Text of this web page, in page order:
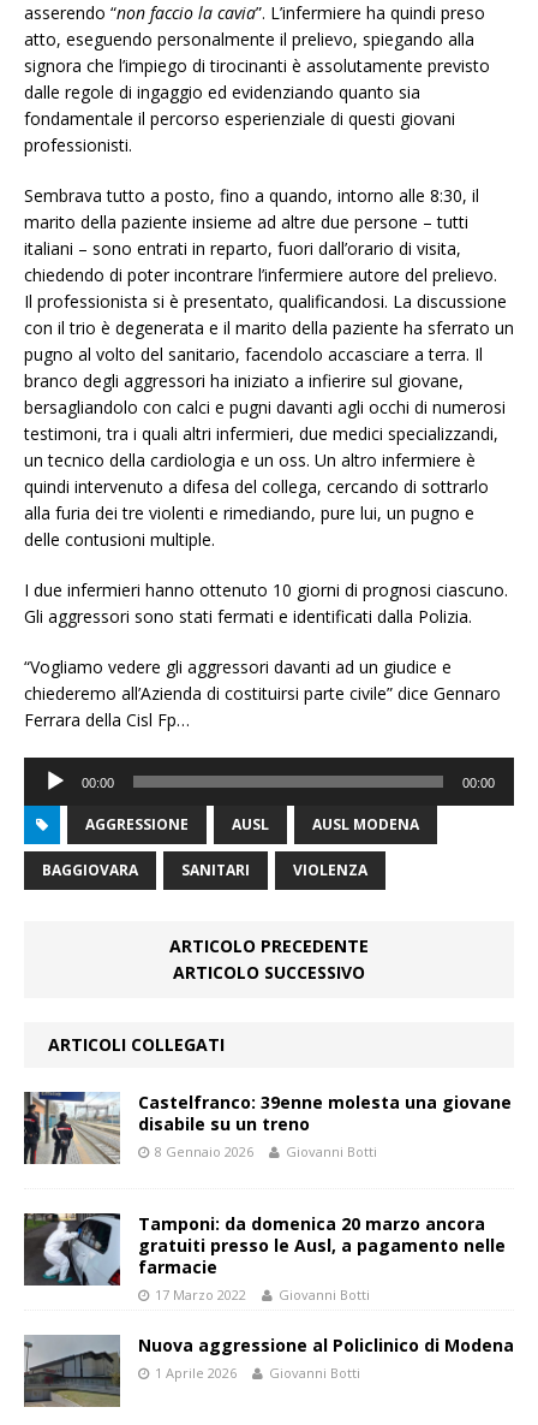
asserendo “non faccio la cavia”. L’infermiere ha quindi preso
atto, eseguendo personalmente il prelievo, spiegando alla
signora che l’impiego di tirocinanti è assolutamente previsto
dalle regole di ingaggio ed evidenziando quanto sia
fondamentale il percorso esperienziale di questi giovani
professionisti.
Sembrava tutto a posto, fino a quando, intorno alle 8:30, il
marito della paziente insieme ad altre due persone – tutti
italiani – sono entrati in reparto, fuori dall’orario di visita,
chiedendo di poter incontrare l’infermiere autore del prelievo.
Il professionista si è presentato, qualificandosi. La discussione
con il trio è degenerata e il marito della paziente ha sferrato un
pugno al volto del sanitario, facendolo accasciare a terra. Il
branco degli aggressori ha iniziato a infierire sul giovane,
bersagliandolo con calci e pugni davanti agli occhi di numerosi
testimoni, tra i quali altri infermieri, due medici specializzandi,
un tecnico della cardiologia e un oss. Un altro infermiere è
quindi intervenuto a difesa del collega, cercando di sottrarlo
alla furia dei tre violenti e rimediando, pure lui, un pugno e
delle contusioni multiple.
I due infermieri hanno ottenuto 10 giorni di prognosi ciascuno.
Gli aggressori sono stati fermati e identificati dalla Polizia.
“Vogliamo vedere gli aggressori davanti ad un giudice e
chiederemo all’Azienda di costituirsi parte civile” dice Gennaro
Ferrara della Cisl Fp…
Audio
Player
00:00 00:00
AGGRESSIONE AUSL AUSL MODENA
BAGGIOVARA SANITARI VIOLENZA
ARTICOLO PRECEDENTE
ARTICOLO SUCCESSIVO
ARTICOLI COLLEGATI
Castelfranco: 39enne molesta una giovane
disabile su un treno
8 Gennaio 2026 Giovanni Botti
Tamponi: da domenica 20 marzo ancora
gratuiti presso le Ausl, a pagamento nelle
farmacie
17 Marzo 2022 Giovanni Botti
Nuova aggressione al Policlinico di Modena
1 Aprile 2026 Giovanni Botti